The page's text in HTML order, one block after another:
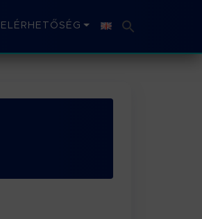
ELÉRHETŐSÉG